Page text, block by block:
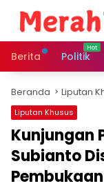
konten
Berita
Politik
Beranda Liputan
Liputan Khusus
Kunjungan
Subianto